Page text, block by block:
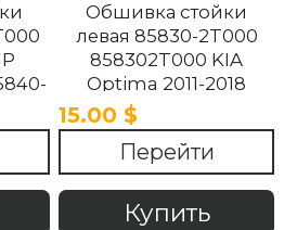
Обшивка стойки
левая 85830-2T000
858302T000 KIA
Optima 2011-2018
15.00 $
Перейти
Купить